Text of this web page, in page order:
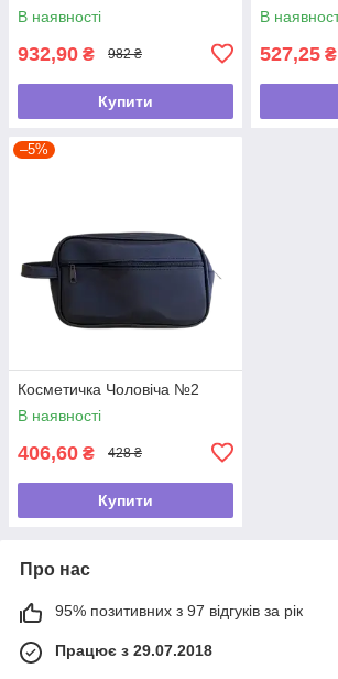
В наявності
932,90 ₴ 982 ₴
Купити
В
527,25 ₴
–5%
Косметичка Чоловіча №2
В наявності
406,60 ₴ 428 ₴
Купити
Про нас
95% позитивних з 97 відгуків за рік
Працює з 29.07.2018